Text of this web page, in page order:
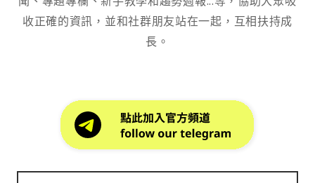
收正確的資訊，並和社群朋友站在一起，互相扶持成
長。